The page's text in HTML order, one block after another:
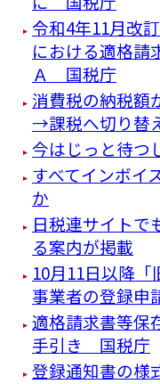
令和4年11月改
における適格請
Ａ 国税庁
消費税の納税
→課税へ切り替
今はじっと待つ
すべてインボイ
か
日税連サイトで
る案内が掲載
10月11日以降
事業者の登録
適格請求書等保
手引き 国税庁
登録通知書の様